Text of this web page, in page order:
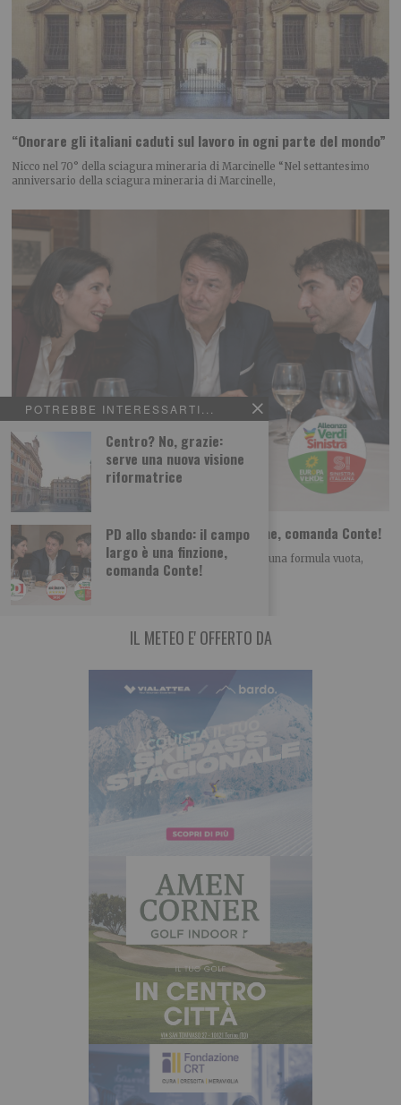
POTREBBE INTERESSARTI...
Centro? No, grazie:
serve una nuova visione
riformatrice
PD allo sbando: il campo
largo è una finzione,
comanda Conte!
“Onorare gli italiani caduti sul lavoro in ogni parte del mondo”
Nicco nel 70° della sciagura mineraria di Marcinelle “Nel settantesimo
anniversario della sciagura mineraria di Marcinelle,
PD allo sbando: il campo largo è una finzione, comanda Conte!
Il “campo largo” si sta rivelando per quello che è: una formula vuota,
buona per
IL METEO E' OFFERTO DA